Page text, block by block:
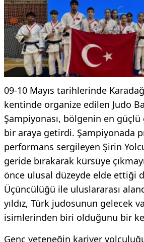
09-10 Mayıs tarihlerinde
kentinde organize edilen Judo
Şampiyonası, bölgenin en
bir araya getirdi. Şampiyonada
performans sergileyen Şirin
geride bırakarak kürsüye
önce ulusal düzeyde elde ettiği
Üçüncülüğü ile uluslararası
yıldız, Türk judosunun gelecek
isimlerinden biri olduğunu bir
Genç yeteneğin kariyer